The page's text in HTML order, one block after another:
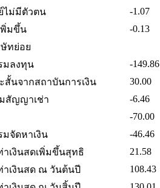
ไม่มีตัวตน
-1.07
พิ่มขึ้น
-0.13
ษัทย่อย
มลงทุน
-149.86
สั้นจากสถาบันการเงิน
30.00
สัญญาเช่า
-6.46
-70.00
มจัดหาเงิน
-46.46
าเงินสดเพิ่มขึ้นสุทธิ
21.58
าเงินสด ณ วันต้นปี
108.43